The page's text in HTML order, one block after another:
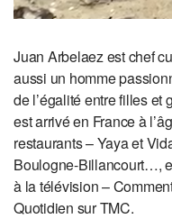
Juan Arbelaez est chef
aussi un homme
de l’égalité entre filles et
est arrivé en France à
restaurants – Yaya et
Boulogne-Billancourt…,
à la télévision –
Quotidien sur TMC.